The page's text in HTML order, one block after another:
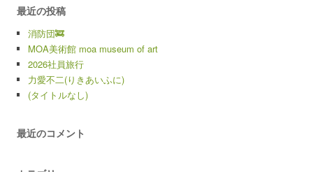
最近の投稿
消防団🚒
MOA美術館 moa museum of art
2026社員旅行
力愛不二(りきあいふに)
(タイトルなし)
最近のコメント